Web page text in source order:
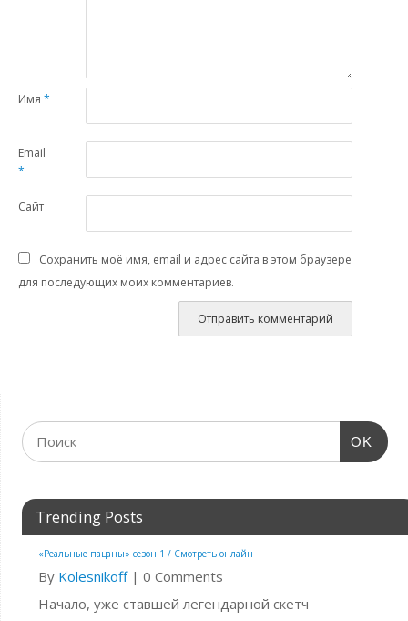
Имя*
Email
*
Сайт
Сохранить моё имя, email и адрес сайта в этом браузере
для последующих моих комментариев.
OK
Trending Posts
«Реальные пацаны» сезон 1 / Смотреть онлайн
By Kolesnikoff| 0 Comments
Начало, уже ставшей легендарной скетч